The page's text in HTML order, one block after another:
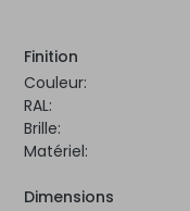
Finition
Couleur:
RAL:
Brille:
Matériel:
Dimensions